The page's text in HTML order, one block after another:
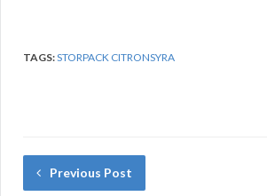
TAGS:STORPACK CITRONSYRA
Previous Post